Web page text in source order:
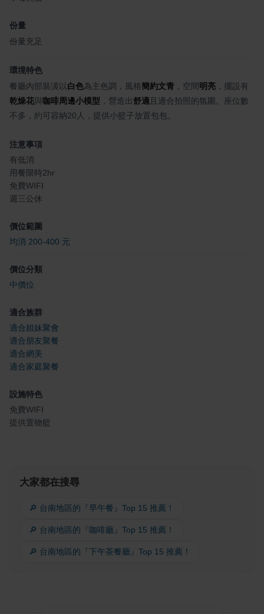
份量
份量充足
環境特色
餐廳內部裝潢以白色為主色調，風格簡約文青 ，空間明亮 ，擺設有
乾燥花與咖啡周邊小模型 ，營造出舒適 且適合拍照的氛圍。座位數
不多，約可容納20人，提供小籃子放置包包。
注意事項
有低消
用餐限時2hr
免費WIFI
週三公休
價位範圍
均消 200-400 元
價位分類
中價位
適合族群
適合姐妹聚會
適合朋友聚餐
適合網美
適合家庭聚餐
設施特色
免費WIFI
提供置物籃
大家都在搜尋
🔎 台南地區的『早午餐』Top 15 推薦！
🔎 台南地區的『咖啡廳』Top 15 推薦！
🔎 台南地區的『下午茶餐廳』Top 15 推薦！